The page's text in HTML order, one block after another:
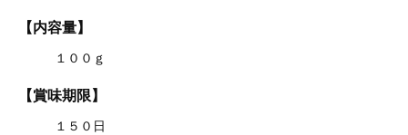
【内容量】
１００ｇ
【賞味期限】
１５０日